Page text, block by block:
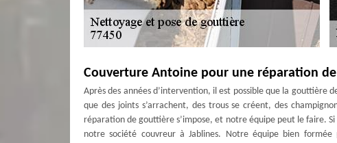
Couverture Antoine pour une réparation
Après des années d’intervention, il est possible que la
que des joints s’arrachent, des trous se créent, des
réparation de gouttière s’impose, et notre équipe peut le faire.
notre société couvreur à Jablines. Notre équipe bien